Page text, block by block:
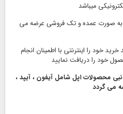
میباشد
به صورت عمده و تک فروشی عرضه می
خرید خود را اینترنتی با اطمینان انجام
خود را دریافت نمایید
محصولات اپل شامل آیفون ، آیپد ،
می گردد